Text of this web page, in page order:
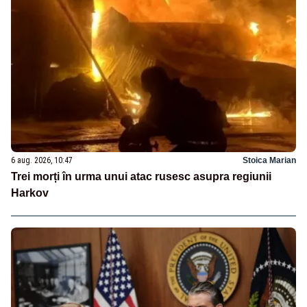
6 aug. 2026, 10:47 Stoica Marian
Trei morți în urma unui atac rusesc asupra regiunii
Harkov